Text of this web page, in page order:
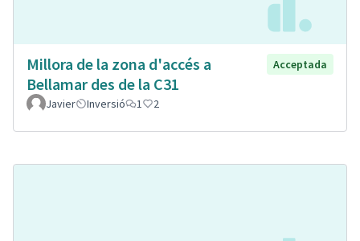
Millora de la zona d'accés a
Bellamar des de la C31
Acceptada
Javier Inversió 1 2